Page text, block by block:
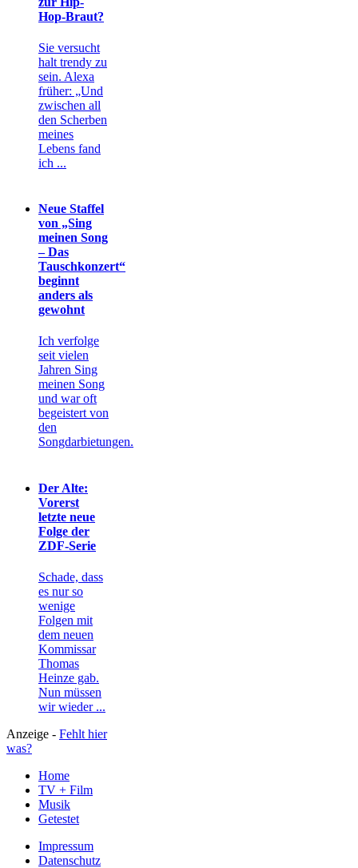
Hop-Braut?
Sie versucht
halt trendy zu
sein. Alexa
früher: „Und
zwischen all
den Scherben
meines
Lebens fand
ich ...
Neue Staffel
von „Sing
meinen Song
– Das
Tauschkonzert“
beginnt
anders als
gewohnt
Ich verfolge
seit vielen
Jahren Sing
meinen Song
und war oft
begeistert von
den
Songdarbietungen.
Der Alte:
Vorerst
letzte neue
Folge der
ZDF-Serie
Schade, dass
es nur so
wenige
Folgen mit
dem neuen
Kommissar
Thomas
Heinze gab.
Nun müssen
wir wieder ...
Anzeige - Fehlt hier
was?
Home
TV + Film
Musik
Getestet
Impressum
Datenschutz